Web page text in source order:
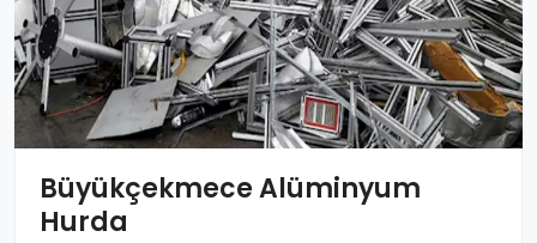
Büyükçekmece Alüminyum
Hurda